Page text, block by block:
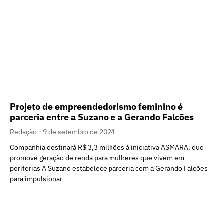
Projeto de empreendedorismo feminino é
parceria entre a Suzano e a Gerando Falcões
Redação
9 de setembro de 2024
Companhia destinará R$ 3,3 milhões à iniciativa ASMARA, que
promove geração de renda para mulheres que vivem em
periferias A Suzano estabelece parceria com a Gerando Falcões
para impulsionar